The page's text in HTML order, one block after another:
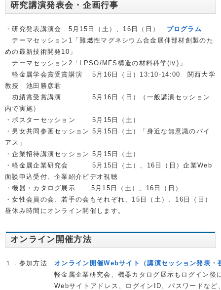
研究講演発表会・企画行事
・研究発表講演会 5月15日（土）、16日（日） プログラム
テーマセッション1「難燃性マグネシウム合金展伸部材創製のた
めの最新技術開発10」
テーマセッション2「LPSO/MFS構造の材料科学(Ⅳ)」
軽金属学会賞受賞講演 5月16日（日）13:10-14:00 関西大学
教授 池田勝彦君
功績賞受賞講演 5月16日（日）（一般講演セッション
内で実施）
・ポスターセッション 5月15日（土）
・男女共同参画セッション 5月15日（土）「 身近な無意識のバイ
アス 」
・企業招待講演セッション 5月15日（土）
・軽金属企業研究会 5月15日（土）、16日（日）企業Web
面談申込受付、企業紹介ビデオ視聴
・機器・カタログ展示 5月15日（土）、16日（日）
・女性会員の会、若手の会もそれぞれ、15日（土）、16日（日）
昼休み時間にオンライン開催します。
オンライン開催方法
１．参加方法 オンライン開催Webサイト（講演セッション発表・
軽金属企業研究会、機器カタログ展示もログイン後に参
Webサイトアドレス、ログインID、パスワードなど、参